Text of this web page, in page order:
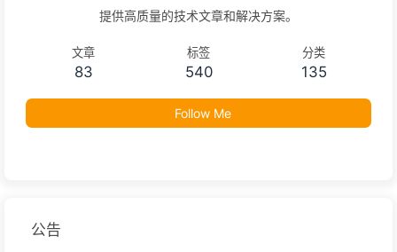
提供高质量的技术文章和解决方案。
文章
83
标签
540
分类
135
Follow Me
公告